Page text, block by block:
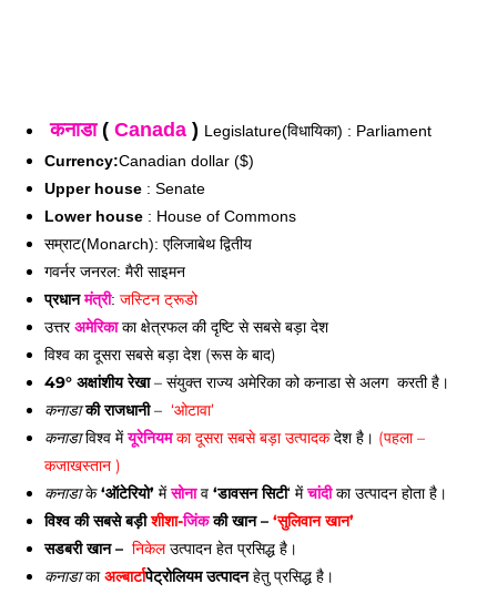
कनाडा ( Canada ) Legislature(विधायिका) : Parliament
Currency:Canadian dollar ($)
Upper house : Senate
Lower house : House of Commons
सम्राट(Monarch): एलिजाबेथ द्वितीय
गवर्नर जनरल: मैरी साइमन
प्रधान मंत्री: जस्टिन ट्रूडो
उत्तर अमेरिका का क्षेत्रफल की दृष्टि से सबसे बड़ा देश
विश्व का दूसरा सबसे बड़ा देश (रूस के बाद)
49° अक्षांशीय रेखा – संयुक्त राज्य अमेरिका को कनाडा से अलग  करती है।
कनाडा की राजधानी – ‘ओटावा’
कनाडा विश्व में यूरेनियम का दूसरा सबसे बड़ा उत्पादक देश है। (पहला –
कजाखस्तान )
कनाडा के ‘ऑटेरियो’ में सोना व ‘डावसन सिटी‘ में चांदी का उत्पादन होता है।
विश्व की सबसे बड़ी शीशा-जिंक की खान – ‘सुलिवान खान’
सडबरी खान – निकेल उत्पादन हेत प्रसिद्ध है।
कनाडा का अल्बार्टापेट्रोलियम उत्पादन हेतु प्रसिद्ध है।